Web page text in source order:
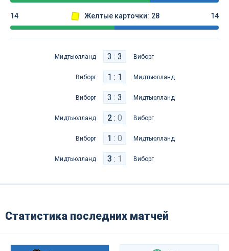
14 Желтые карточки: 28 14
Мидтьюлланд 3 : 3 Виборг
Виборг 1 : 1 Мидтьюлланд
Виборг 3 : 3 Мидтьюлланд
Мидтьюлланд 2: 0 Виборг
Виборг 1 : 0 Мидтьюлланд
Мидтьюлланд 3 : 1 Виборг
Статистика последних матчей